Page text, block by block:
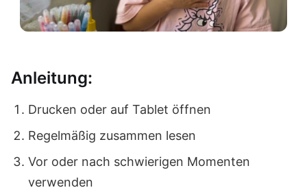
Anleitung:
Drucken oder auf Tablet öffnen
Regelmäßig zusammen lesen
Vor oder nach schwierigen Momenten
verwenden